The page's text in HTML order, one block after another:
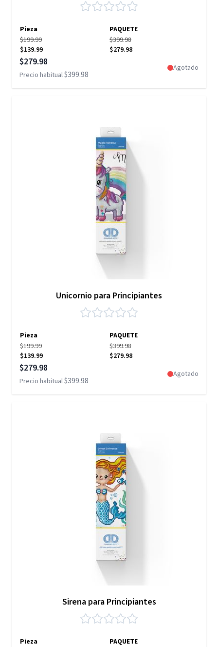
Pieza
PAQUETE
$199.99
$139.99
$399.98
$279.98
Precio especial
$279.98
Precio habitual$399.98
Agotado
Unicornio para Principiantes
Pieza
PAQUETE
$199.99
$139.99
$399.98
$279.98
Precio especial
$279.98
Precio habitual$399.98
Agotado
Sirena para Principiantes
Pieza
PAQUETE